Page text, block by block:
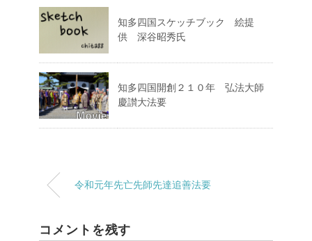
知多四国スケッチブック 絵提
供 深谷昭秀氏
知多四国開創２１０年 弘法大師
慶讃大法要
令和元年先亡先師先達追善法要
コメントを残す